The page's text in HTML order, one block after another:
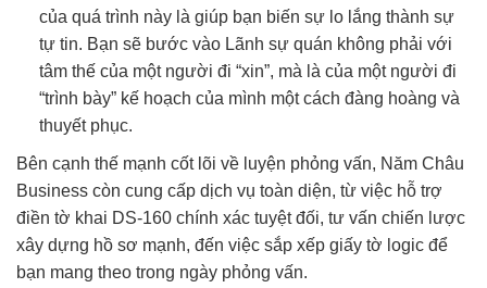
của quá trình này là giúp bạn biến sự lo lắng thành sự
tự tin. Bạn sẽ bước vào Lãnh sự quán không phải với
tâm thế của một người đi “xin”, mà là của một người đi
“trình bày” kế hoạch của mình một cách đàng hoàng và
thuyết phục.
Bên cạnh thế mạnh cốt lõi về luyện phỏng vấn, Năm Châu
Business còn cung cấp dịch vụ toàn diện, từ việc hỗ trợ
điền tờ khai DS-160 chính xác tuyệt đối, tư vấn chiến lược
xây dựng hồ sơ mạnh, đến việc sắp xếp giấy tờ logic để
bạn mang theo trong ngày phỏng vấn.